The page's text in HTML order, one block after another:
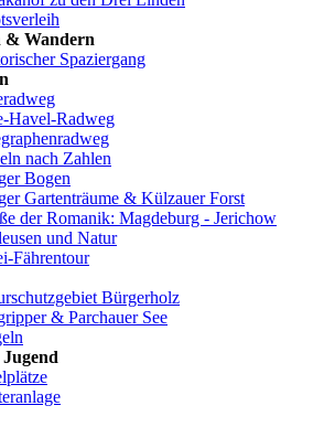
& Wandern
Spaziergang
Havel-Radweg
nach Zahlen
Bogen
Gartenträume & Külzauer Forst
der Romanik: Magdeburg - Jerichow
und Natur
Fährentour
Bürgerholz
& Parchauer See